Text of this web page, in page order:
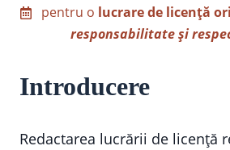
pentru o lucrare de licență
responsabilitate și
Introducere
Redactarea lucrării de licență